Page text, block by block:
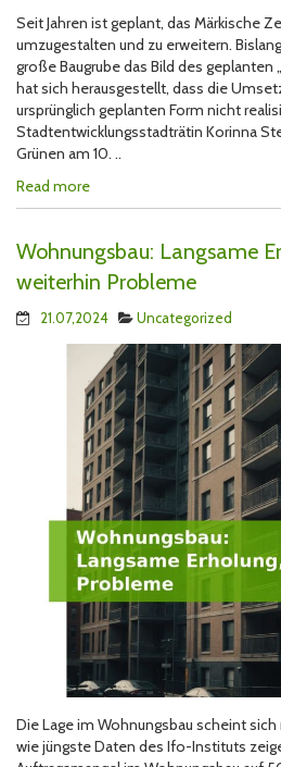
Seit Jahren ist geplant, das Märkische
umzugestalten und zu erweitern.
große Baugrube das Bild des geplanten
hat sich herausgestellt, dass die
ursprünglich geplanten Form nicht
Stadtentwicklungsstadträtin Korinna
Grünen am 10. ..
Read more
Wohnungsbau: Langsame
weiterhin Probleme
21.07,2024 Uncategorized
Die Lage im Wohnungsbau scheint
wie jüngste Daten des Ifo-Instituts